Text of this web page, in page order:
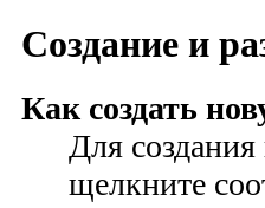
Создание и
Как создать
Для
щелкните